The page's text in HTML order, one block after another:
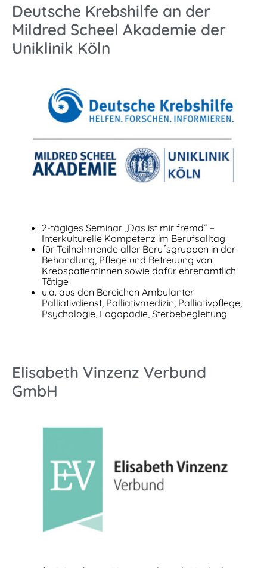
Deutsche Krebshilfe an der
Mildred Scheel Akademie der
Uniklinik Köln
2-tägiges Seminar „Das ist mir fremd“ –
Interkulturelle Kompetenz im Berufsalltag
für Teilnehmende aller Berufsgruppen in der
Behandlung, Pflege und Betreuung von
KrebspatientInnen sowie dafür ehrenamtlich
Tätige
u.a. aus den Bereichen Ambulanter
Palliativdienst, Palliativmedizin, Palliativpflege,
Psychologie, Logopädie, Sterbebegleitung
Elisabeth Vinzenz Verbund
GmbH